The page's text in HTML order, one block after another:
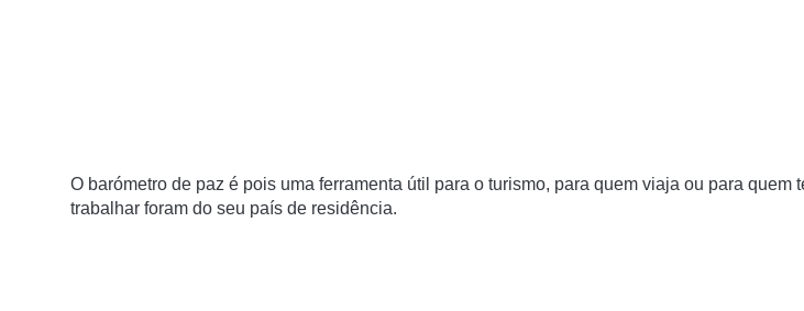
O barómetro de paz é pois uma ferramenta útil para o turismo, para quem viaja ou para quem
trabalhar foram do seu país de residência.